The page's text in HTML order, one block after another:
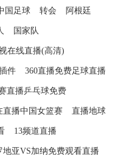
国足球 转会 阿根廷
国家队
在线直播(高清)
件 360直播免费足球直播
直播乒乓球免费
直播中国女篮赛 直播地球
13频道直播
地亚VS加纳免费观看直播